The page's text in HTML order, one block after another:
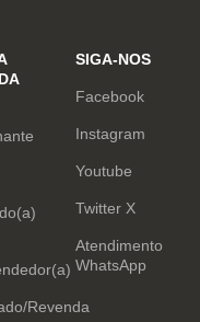
Revenda
SIGA-NOS
Facebook
Instagram
Youtube
Twitter X
Atendimento
WhatsApp